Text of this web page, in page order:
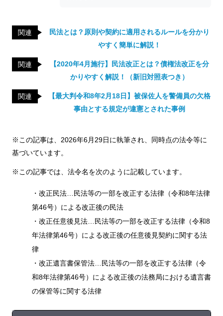
関連
民法とは？原則や契約に適用されるルールを分かり
やすく簡単に解説！
関連
【2020年4月施行】民法改正とは？債権法改正を分
かりやすく解説！（新旧対照表つき）
関連
【最大判令和8年2月18日】被保佐人を警備員の欠格
事由とする規定が違憲とされた事例
※この記事は、2026年6月29日に執筆され、同時点の法令等に
基づいています。
※この記事では、法令名を次のように記載しています。
・改正民法…民法等の一部を改正する法律（令和8年法律
第46号）による改正後の民法
・改正任意後見法…民法等の一部を改正する法律（令和8
年法律第46号）による改正後の任意後見契約に関する法
律
・改正遺言書保管法…民法等の一部を改正する法律（令
和8年法律第46号）による改正後の法務局における遺言書
の保管等に関する法律